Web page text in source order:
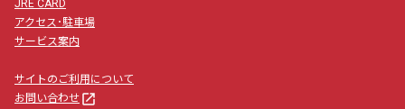
JRE CARD
アクセス･駐車場
サービス案内
サイトのご利用について
お問い合わせ launch